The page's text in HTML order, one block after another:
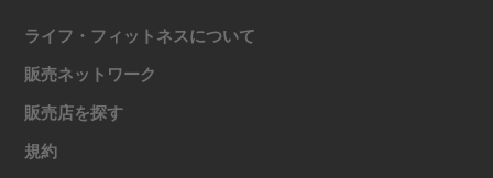
ライフ・フィットネスについて
販売ネットワーク
販売店を探す
規約